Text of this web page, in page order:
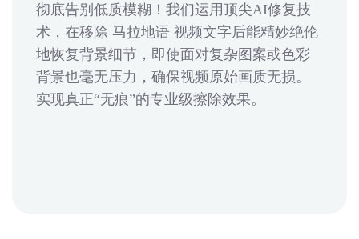
彻底告别低质模糊！我们运用顶尖AI修复技
术，在移除 马拉地语 视频文字后能精妙绝伦
地恢复背景细节，即使面对复杂图案或色彩
背景也毫无压力，确保视频原始画质无损。
实现真正“无痕”的专业级擦除效果。